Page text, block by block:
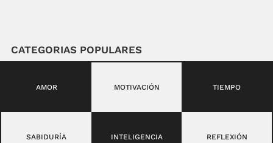
CATEGORIAS POPULARES
AMOR MOTIVACIÓN TIEMPO
SABIDURÍA INTELIGENCIA REFLEXIÓN